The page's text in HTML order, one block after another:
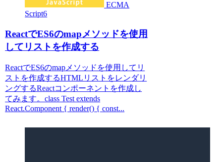
ECMA
Script6
ReactでES6のmapメソッドを使用
してリストを作成する
ReactでES6のmapメソッドを使用してリ
ストを作成するHTMLリストをレンダリ
ングするReactコンポーネントを作成し
てみます。class Test extends
React.Component { render() { const...